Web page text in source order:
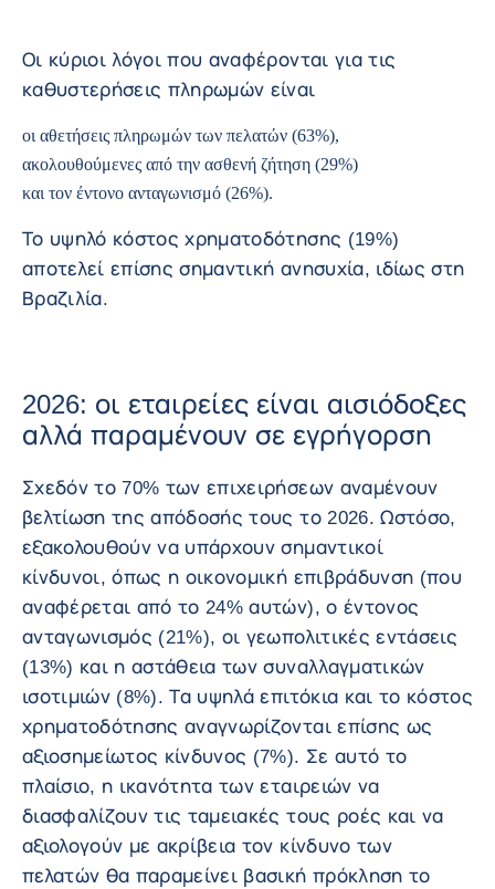
Οι κύριοι λόγοι που αναφέρονται για τις
καθυστερήσεις πληρωμών είναι
οι αθετήσεις πληρωμών των πελατών (63%),
ακολουθούμενες από την ασθενή ζήτηση (29%)
και τον έντονο ανταγωνισμό (26%).
Το υψηλό κόστος χρηματοδότησης (19%)
αποτελεί επίσης σημαντική ανησυχία, ιδίως στη
Βραζιλία.
2026: οι εταιρείες είναι αισιόδοξες
αλλά παραμένουν σε εγρήγορση
Σχεδόν το 70% των επιχειρήσεων αναμένουν
βελτίωση της απόδοσής τους το 2026. Ωστόσο,
εξακολουθούν να υπάρχουν σημαντικοί
κίνδυνοι, όπως η οικονομική επιβράδυνση (που
αναφέρεται από το 24% αυτών), ο έντονος
ανταγωνισμός (21%), οι γεωπολιτικές εντάσεις
(13%) και η αστάθεια των συναλλαγματικών
ισοτιμιών (8%). Τα υψηλά επιτόκια και το κόστος
χρηματοδότησης αναγνωρίζονται επίσης ως
αξιοσημείωτος κίνδυνος (7%). Σε αυτό το
πλαίσιο, η ικανότητα των εταιρειών να
διασφαλίζουν τις ταμειακές τους ροές και να
αξιολογούν με ακρίβεια τον κίνδυνο των
πελατών θα παραμείνει βασική πρόκληση το